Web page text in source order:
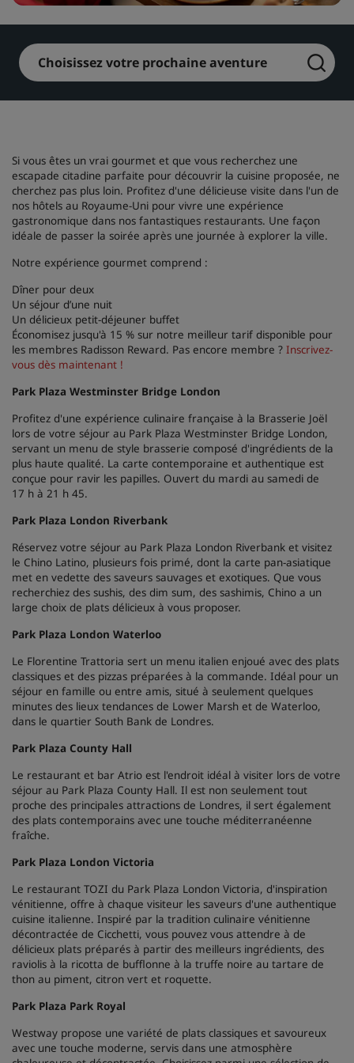
Park Plaza Park Inn by Radisson
Prize by Radisson Country Inn & Suites
Marques affiliées en Chine
J. Jin Jiang
Kunlun Golden Tulip
Hôtels du centre-ville
Choisissez votre prochaine aventure
Si vous êtes un vrai gourmet et que vous recherchez une
escapade citadine parfaite pour découvrir la cuisine proposée, ne
cherchez pas plus loin. Profitez d'une délicieuse visite dans l'un de
nos hôtels au Royaume-Uni pour vivre une expérience
gastronomique dans nos fantastiques restaurants. Une façon
idéale de passer la soirée après une journée à explorer la ville.
Notre expérience gourmet comprend :
Dîner pour deux
Un séjour d’une nuit
Un délicieux petit-déjeuner buffet
Économisez jusqu'à 15 % sur notre meilleur tarif disponible pour
les membres Radisson Reward. Pas encore membre ? Inscrivez-
vous dès maintenant !
Park Plaza Westminster Bridge London
Profitez d'une expérience culinaire française à la Brasserie Joël
lors de votre séjour au Park Plaza Westminster Bridge London,
servant un menu de style brasserie composé d'ingrédients de la
plus haute qualité. La carte contemporaine et authentique est
conçue pour ravir les papilles. Ouvert du mardi au samedi de
17 h à 21 h 45.
Park Plaza London Riverbank
Réservez votre séjour au Park Plaza London Riverbank et visitez
le Chino Latino, plusieurs fois primé, dont la carte pan-asiatique
met en vedette des saveurs sauvages et exotiques. Que vous
recherchiez des sushis, des dim sum, des sashimis, Chino a un
large choix de plats délicieux à vous proposer.
Park Plaza London Waterloo
Le Florentine Trattoria sert un menu italien enjoué avec des plats
classiques et des pizzas préparées à la commande. Idéal pour un
séjour en famille ou entre amis, situé à seulement quelques
minutes des lieux tendances de Lower Marsh et de Waterloo,
dans le quartier South Bank de Londres.
Park Plaza County Hall
Le restaurant et bar Atrio est l'endroit idéal à visiter lors de votre
séjour au Park Plaza County Hall. Il est non seulement tout
proche des principales attractions de Londres, il sert également
des plats contemporains avec une touche méditerranéenne
fraîche.
Park Plaza London Victoria
Le restaurant TOZI du Park Plaza London Victoria, d'inspiration
vénitienne, offre à chaque visiteur les saveurs d'une authentique
cuisine italienne. Inspiré par la tradition culinaire vénitienne
décontractée de Cicchetti, vous pouvez vous attendre à de
délicieux plats préparés à partir des meilleurs ingrédients, des
raviolis à la ricotta de bufflonne à la truffe noire au tartare de
thon au piment, citron vert et roquette.
Park Plaza Park Royal
Westway propose une variété de plats classiques et savoureux
avec une touche moderne, servis dans une atmosphère